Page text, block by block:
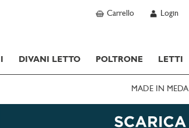
Carrello Login
DIVANI LETTO POLTRONE LETTI
MADE IN MEDA